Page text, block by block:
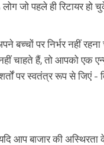
जो पहले ही रिटायर हो
बच्चों पर निर्भर नहीं
चाहते हैं, तो आपको एक
पर स्वतंत्र रूप से जिएं -
आप बाजार की